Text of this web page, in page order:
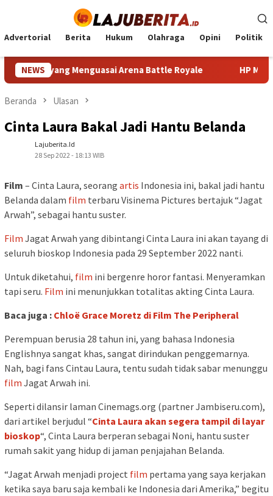
konten
Advertorial Berita Hukum Olahraga Opini Politik
NEWS
yang Menguasai Arena Battle Royale HP Mirip
Beranda Ulasan
Cinta Laura Bakal Jadi Hantu Belanda
Lajuberita.id
28 Sep 2022 - 18:13 WIB
Film – Cinta Laura, seorang artis Indonesia ini, bakal jadi hantu
Belanda dalam film terbaru Visinema Pictures bertajuk “Jagat
Arwah”, sebagai hantu suster.
Film Jagat Arwah yang dibintangi Cinta Laura ini akan tayang di
seluruh bioskop Indonesia pada 29 September 2022 nanti.
Untuk diketahui, film ini bergenre horor fantasi. Menyeramkan
tapi seru. Film ini menunjukkan totalitas akting Cinta Laura.
Baca juga : Chloë Grace Moretz di Film The Peripheral
Perempuan berusia 28 tahun ini, yang bahasa Indonesia
Englishnya sangat khas, sangat dirindukan penggemarnya.
Nah, bagi fans Cintau Laura, tentu sudah tidak sabar menunggu
film Jagat Arwah ini.
Seperti dilansir laman Cinemags.org (partner Jambiseru.com),
dari artikel berjudul “Cinta Laura akan segera tampil di layar
bioskop“, Cinta Laura berperan sebagai Noni, hantu suster
rumah sakit yang hidup di jaman penjajahan Belanda.
“Jagat Arwah menjadi project film pertama yang saya kerjakan
ketika saya baru saja kembali ke Indonesia dari Amerika,” begitu